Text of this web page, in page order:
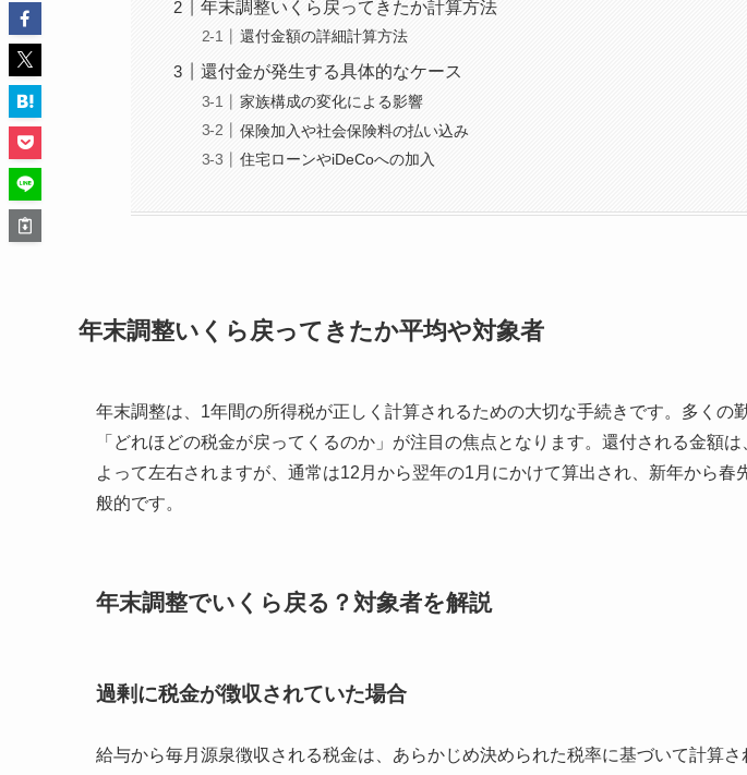
年末調整いくら戻ってきたか計算方法
還付金額の詳細計算方法
還付金が発生する具体的なケース
家族構成の変化による影響
保険加入や社会保険料の払い込み
住宅ローンやiDeCoへの加入
年末調整いくら戻ってきたか平均や対象者
年末調整は、1年間の所得税が正しく計算されるための大切な手続きです。多くの
「どれほどの税金が戻ってくるのか」が注目の焦点となります。還付される金額
よって左右されますが、通常は12月から翌年の1月にかけて算出され、新年から春
般的です。
年末調整でいくら戻る？対象者を解説
過剰に税金が徴収されていた場合
給与から毎月源泉徴収される税金は、あらかじめ決められた税率に基づいて計算